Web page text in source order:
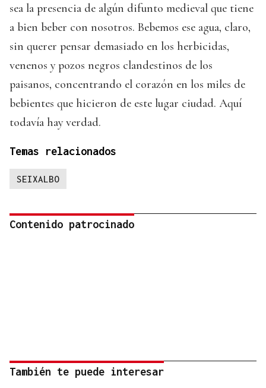
sea la presencia de algún difunto medieval que tiene
a bien beber con nosotros. Bebemos ese agua, claro,
sin querer pensar demasiado en los herbicidas,
venenos y pozos negros clandestinos de los
paisanos, concentrando el corazón en los miles de
bebientes que hicieron de este lugar ciudad. Aquí
todavía hay verdad.
Temas relacionados
SEIXALBO
Contenido patrocinado
También te puede interesar